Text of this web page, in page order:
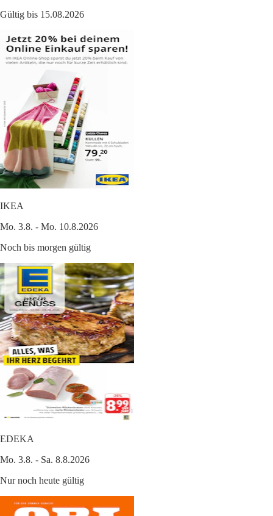
Gültig bis 15.08.2026
IKEA
Mo. 3.8. - Mo. 10.8.2026
Noch bis morgen gültig
EDEKA
Mo. 3.8. - Sa. 8.8.2026
Nur noch heute gültig